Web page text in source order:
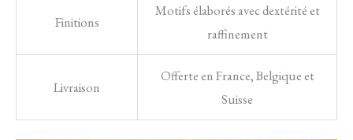
Finitions
Motifs élaborés avec dextérité et
raffinement
Livraison
Offerte en France, Belgique et
Suisse